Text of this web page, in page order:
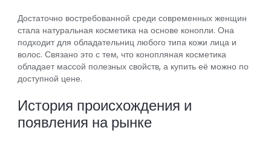
Достаточно востребованной среди современных женщин
стала натуральная косметика на основе конопли. Она
подходит для обладательниц любого типа кожи лица и
волос. Связано это с тем, что конопляная косметика
обладает массой полезных свойств, а купить её можно по
доступной цене.
История происхождения и
появления на рынке